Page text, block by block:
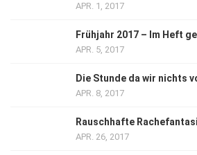
APR. 1, 2017
Frühjahr 2017 – Im Heft
APR. 5, 2017
Die Stunde da wir nichts
APR. 8, 2017
Rauschhafte
APR. 26, 2017